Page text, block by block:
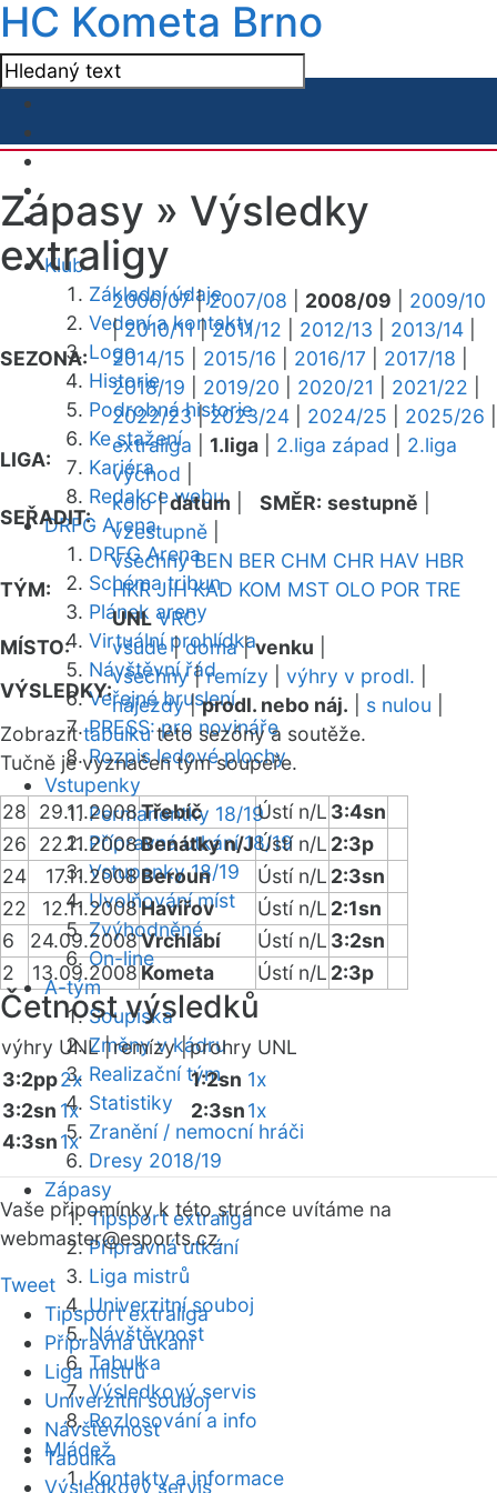
HC Kometa Brno
Klub
Základní údaje
Vedení a kontakty
Logo
Historie
Podrobná historie
Ke stažení
Kariéra
Redakce webu
DRFG Arena
DRFG Arena
Schéma tribun
Plánek areny
Virtuální prohlídka
Návštěvní řád
Veřejné bruslení
PRESS: pro novináře
Rozpis ledové plochy
Vstupenky
Permanentky 18/19
Přípravná utkání 18/19
Vstupenky 18/19
Uvolňování míst
Zvýhodněné
On-line
A-tým
Soupiska
Změny v kádru
Realizační tým
Statistiky
Zranění / nemocní hráči
Dresy 2018/19
Zápasy
Tipsport extraliga
Přípravná utkání
Liga mistrů
Univerzitní souboj
Návštěvnost
Tabulka
Výsledkový servis
Rozlosování a info
Mládež
Kontakty a informace
Zápasy » Výsledky
extraligy
SEZONA:
2006/07|2007/08 2008/09
2009/10
|2010/11|2011/12 2012/13 2013/14
2014/15
2015/16 2016/17 2017/18
2018/19
2019/20 2020/21 2021/22
2022/23|2023/24 2024/25 2025/26
LIGA:
extraliga 1.liga 2.liga západ
2.liga
východ
SEŘADIT:
kolo|datum SMĚR: sestupně
vzestupně
TÝM:
všechny BEN BER CHM CHR HAV HBR
HKR JIH KAD KOM MST OLO POR TRE
UNL VRC
MÍSTO:
všude|doma|venku
VÝSLEDKY:
všechny|remízy výhry v prodl.
nájezdy|prodl. nebo náj. s nulou
Zobrazittabulkutéto sezóny a soutěže.
Tučně je vyznačen tým soupeře.
28 29.11.2008Třebíč Ústí n/L 3:4sn
26
22.11.2008Benátky n/JÚstí n/L 2:3p
24
17.11.2008Beroun Ústí n/L 2:3sn
22
12.11.2008 Havířov Ústí n/L 2:1sn
6
24.09.2008Vrchlabí Ústí n/L 3:2sn
2
13.09.2008Kometa Ústí n/L 2:3p
Četnost výsledků
výhry UNL |remízy |prohry UNL
3:2pp2x
3:2sn 1x
4:3sn1x
1:2sn 1x
2:3sn1x
Vaše připomínky k této stránce uvítáme na
webmaster@esports.cz.
Tweet
Tipsport extraliga
Přípravná utkání
Liga mistrů
Univerzitní souboj
Návštěvnost
Tabulka
Výsledkový servis